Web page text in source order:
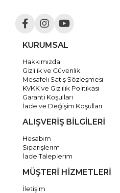
KURUMSAL
Hakkımızda
Gizlilik ve Güvenlik
Mesafeli Satış Sözleşmesi
KVKK ve Gizlilik Politikası
Garanti Koşulları
İade ve Değişim Koşulları
ALIŞVERİŞ BİLGİLERİ
Hesabım
Siparişlerim
İade Taleplerim
MÜŞTERİ HİZMETLERİ
İletişim